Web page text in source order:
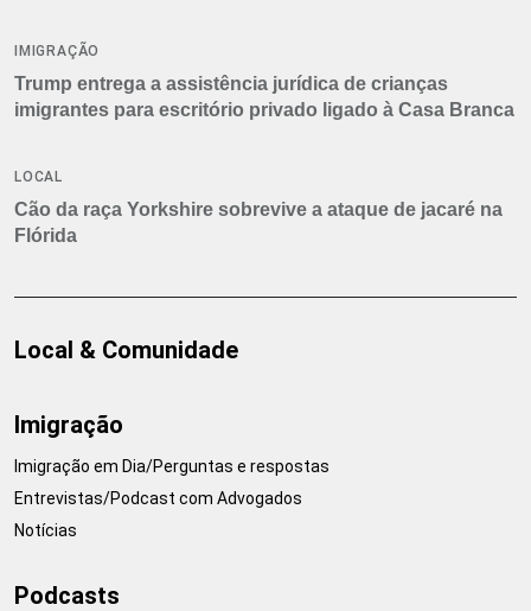
IMIGRAÇÃO
Trump entrega a assistência jurídica de crianças
imigrantes para escritório privado ligado à Casa Branca
LOCAL
Cão da raça Yorkshire sobrevive a ataque de jacaré na
Flórida
Local & Comunidade
Imigração
Imigração em Dia/Perguntas e respostas
Entrevistas/Podcast com Advogados
Notícias
Podcasts